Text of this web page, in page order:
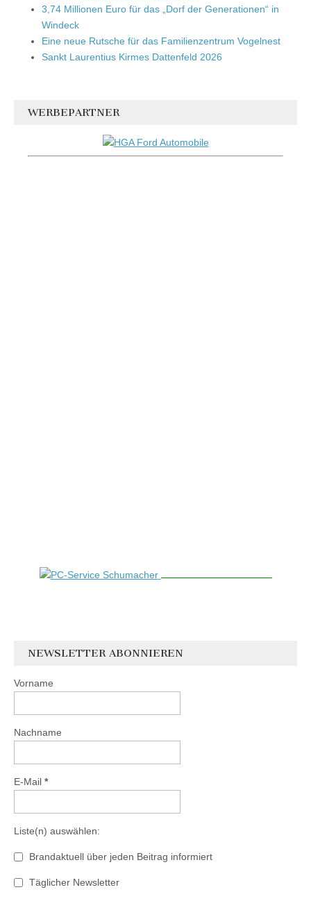
3,74 Millionen Euro für das „Dorf der Generationen“ in
Windeck
Eine neue Rutsche für das Familienzentrum Vogelnest
Sankt Laurentius Kirmes Dattenfeld 2026
WERBEPARTNER
NEWSLETTER ABONNIEREN
Vorname
Nachname
E-Mail *
Liste(n) auswählen:
Brandaktuell über jeden Beitrag informiert
Täglicher Newsletter